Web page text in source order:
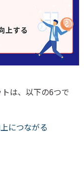
は、以下の6つで
につながる